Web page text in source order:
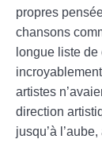
propres
chansons
longue liste de
artistes
direction
jusqu’à